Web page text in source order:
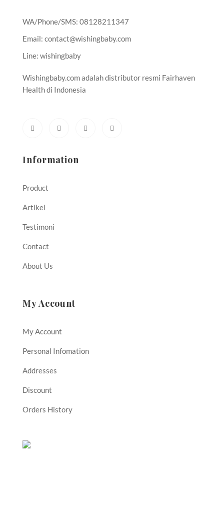
WA/Phone/SMS: 08128211347
Email: contact@wishingbaby.com
Line: wishingbaby
Wishingbaby.com adalah distributor resmi Fairhaven
Health di Indonesia
Information
Product
Artikel
Testimoni
Contact
About Us
My Account
My Account
Personal Infomation
Addresses
Discount
Orders History